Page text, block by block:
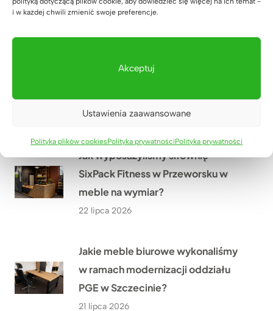
i w każdej chwili zmienić swoje preferencje.
Akceptuj
Ustawienia zaawansowane
Polityka plików cookiesPolityka prywatnościPolityka prywatności
27 lipca 2026
LED dla firmy HÖLSCHER z
24 lipca 2026
Jak wyposażyliśmy siłownię
SixPack Fitness w Przeworsku w
meble na wymiar?
22 lipca 2026
Jakie meble biurowe wykonaliśmy
w ramach modernizacji oddziału
PGE w Szczecinie?
21 lipca 2026